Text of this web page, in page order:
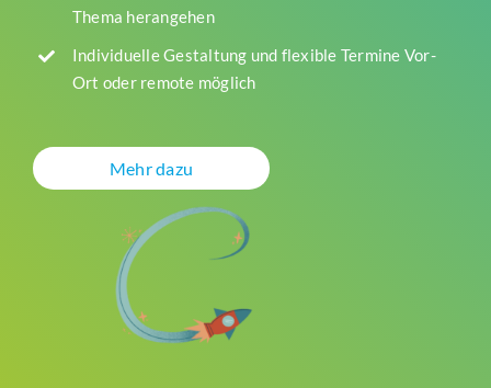
Thema herangehen
Individuelle Gestaltung und flexible Termine Vor-
Ort oder remote möglich
Mehr dazu